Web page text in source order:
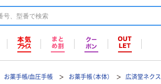
お薬手帳/血圧手帳 お薬手帳（本体） 広済堂ネク